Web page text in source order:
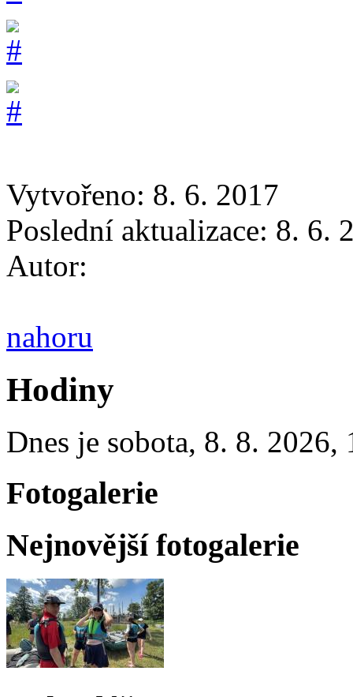
Vytvořeno: 8. 6. 2017
Poslední aktualizace: 8. 6.
Autor:
nahoru
Hodiny
Dnes je sobota, 8. 8. 2026,
Fotogalerie
Nejnovější fotogalerie